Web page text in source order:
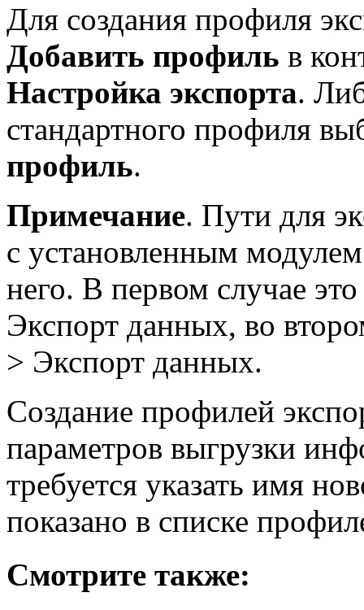
Для создания профиля
Добавить профиль в
Настройка экспорта.
стандартного профиля
профиль.
Примечание. Пути для
с установленным
него. В первом случае
Экспорт данных, во
> Экспорт данных.
Создание профилей
параметров выгрузки
требуется указать имя
показано в списке
Смотрите также: